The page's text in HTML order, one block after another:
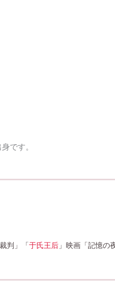
です。
判」「于氏王后 」映画「記憶の